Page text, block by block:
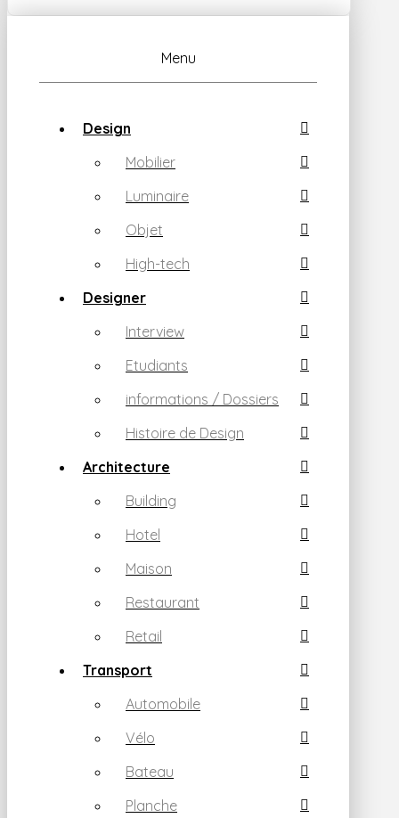
Menu
Design
Mobilier
Luminaire
Objet
High-tech
Designer
Interview
Etudiants
informations / Dossiers
Histoire de Design
Architecture
Building
Hotel
Maison
Restaurant
Retail
Transport
Automobile
Vélo
Bateau
Planche